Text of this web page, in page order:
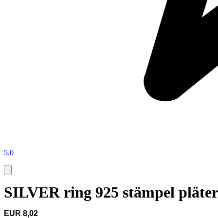
5.0
SILVER ring 925 stämpel
EUR 8,02